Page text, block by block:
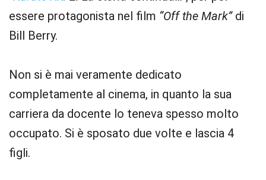
essere protagonista nel film “Off the Mark”di
Bill Berry.
Non si è mai veramente dedicato
completamente al cinema, in quanto la sua
carriera da docente lo teneva spesso molto
occupato. Si è sposato due volte e lascia 4
figli.